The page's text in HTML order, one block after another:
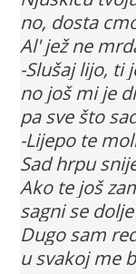
no, dosta
Al' jež ne
-Slušaj lijo, ti
no još mi je
pa sve što
-Lijepo te
Sad hrpu
Ako te još
sagni se
Dugo sam
u svakoj me